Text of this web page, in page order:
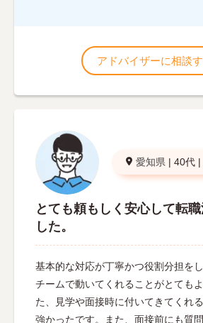
アドバイザーに相談
愛知県 | 40代 |
とても頼もしく安心して転
した。
基本的な対応が丁寧かつ役割分担を
チームで動いてくれることがとても
た、見学や面接時に付いてきてくれ
強かったです。また、面接前にも質